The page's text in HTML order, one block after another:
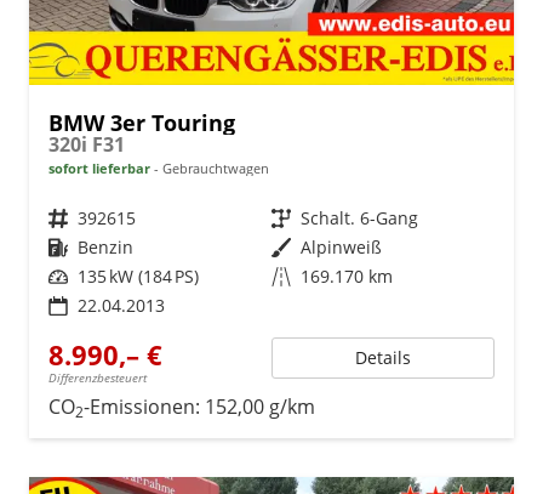
BMW 3er Touring
320i F31
sofort lieferbar Gebrauchtwagen
Fahrzeugnr. 392615 Getriebe Schalt. 6-Gang
Kraftstoff Benzin Außenfarbe Alpinweiß
Leistung 135 kW (184 PS) Kilometerstand 169.170 km
22.04.2013
8.990,– €
Differenzbesteuert
Details
CO2-Emissionen: 152,00 g/km